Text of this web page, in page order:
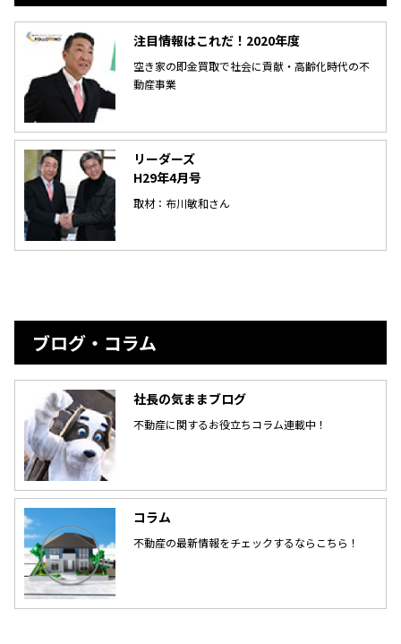
注目情報はこれだ！2020年度
空き家の即金買取で社会に貢献・高齢化時代の不
動産事業
リーダーズ
H29年4月号
取材：布川敏和さん
ブログ・コラム
社長の気ままブログ
不動産に関するお役立ちコラム連載中！
コラム
不動産の最新情報をチェックするならこちら！